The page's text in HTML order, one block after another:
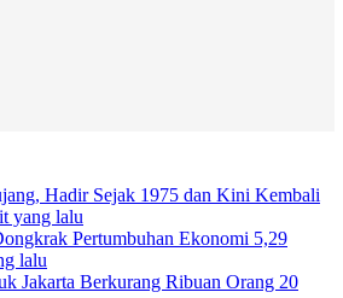
Hadir Sejak 1975 dan Kini Kembali
yang lalu
Pertumbuhan Ekonomi 5,29
lalu
Jakarta Berkurang Ribuan Orang 20